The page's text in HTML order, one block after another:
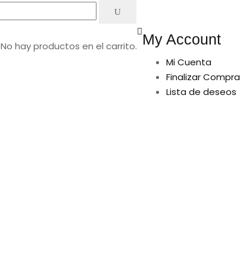
My Account
Mi Cuenta
Finalizar Compra
Lista de deseos
No hay productos en el carrito.